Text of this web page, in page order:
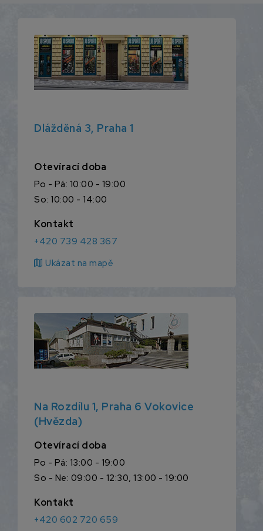
Dlážděná 3, Praha 1
Otevírací doba
Po - Pá: 10:00 - 19:00
So: 10:00 - 14:00
Kontakt
+420 739 428 367
map Ukázat na mapě
Na Rozdílu 1, Praha 6 Vokovice
(Hvězda)
Otevírací doba
Po - Pá: 13:00 - 19:00
So - Ne: 09:00 - 12:30, 13:00 - 19:00
Kontakt
+420 602 720 659